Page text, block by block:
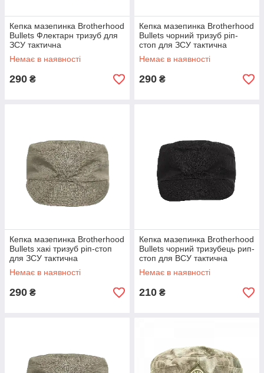
Кепка мазепинка Brotherhood
Bullets Флектарн тризуб для
ЗСУ тактична
Немає в наявності
290 ₴
Кепка мазепинка Brotherhood
Bullets чорний тризуб ріп-
стоп для ЗСУ тактична
Немає в наявності
290 ₴
Кепка мазепинка Brotherhood
Bullets хакі тризуб ріп-стоп
для ЗСУ тактична
Немає в наявності
290 ₴
Кепка мазепинка Brotherhood
Bullets чорний тризубець рип-
стоп для ВСУ тактична
Немає в наявності
210 ₴